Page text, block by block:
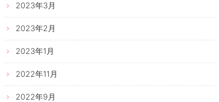
2023年3月
2023年2月
2023年1月
2022年11月
2022年9月